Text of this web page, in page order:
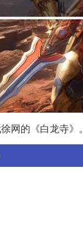
网的《白龙寺》。